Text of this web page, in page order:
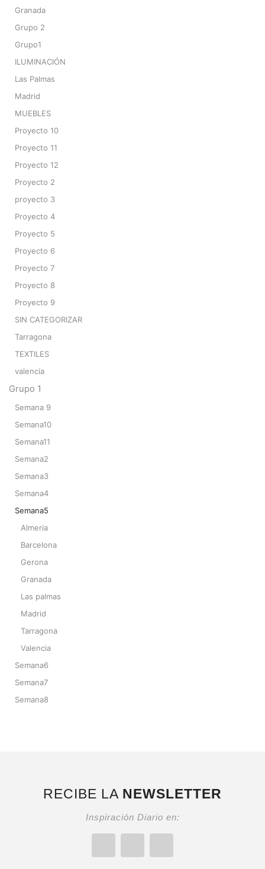
Granada
Grupo 2
Grupo1
ILUMINACIÓN
Las Palmas
Madrid
MUEBLES
Proyecto 10
Proyecto 11
Proyecto 12
Proyecto 2
proyecto 3
Proyecto 4
Proyecto 5
Proyecto 6
Proyecto 7
Proyecto 8
Proyecto 9
SIN CATEGORIZAR
Tarragona
TEXTILES
valencia
Grupo 1
Semana 9
Semana10
Semana11
Semana2
Semana3
Semana4
Semana5
Almeria
Barcelona
Gerona
Granada
Las palmas
Madrid
Tarragona
Valencia
Semana6
Semana7
Semana8
RECIBE LA NEWSLETTER
Inspiración Diario en: